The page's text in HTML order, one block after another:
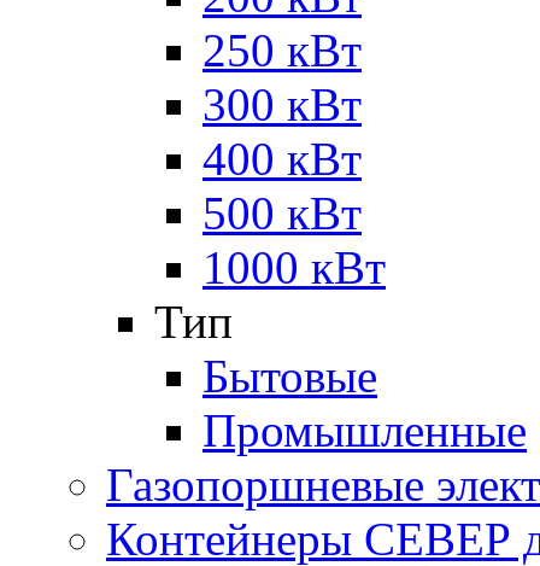
250 кВт
300 кВт
400 кВт
500 кВт
1000 кВт
Тип
Бытовые
Промышленные
Газопоршневые
Контейнеры СЕВЕР